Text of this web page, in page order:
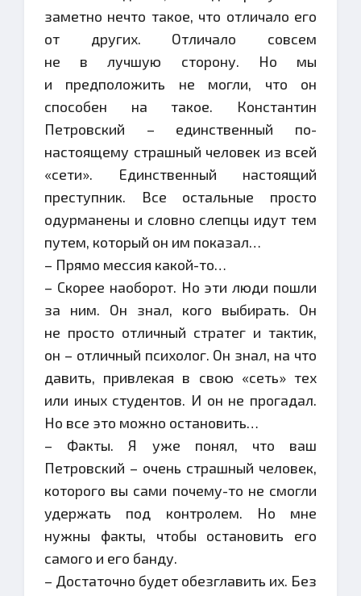
заметно нечто такое, что отличало его
от других. Отличало совсем
не в лучшую сторону. Но мы
и предположить не могли, что он
способен на такое. Константин
Петровский – единственный по-
настоящему страшный человек из всей
«сети». Единственный настоящий
преступник. Все остальные просто
одурманены и словно слепцы идут тем
путем, который он им показал…
– Прямо мессия какой-то…
– Скорее наоборот. Но эти люди пошли
за ним. Он знал, кого выбирать. Он
не просто отличный стратег и тактик,
он – отличный психолог. Он знал, на что
давить, привлекая в свою «сеть» тех
или иных студентов. И он не прогадал.
Но все это можно остановить…
– Факты. Я уже понял, что ваш
Петровский – очень страшный человек,
которого вы сами почему-то не смогли
удержать под контролем. Но мне
нужны факты, чтобы остановить его
самого и его банду.
– Достаточно будет обезглавить их. Без